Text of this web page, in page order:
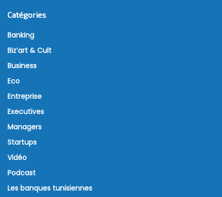
Catégories
Banking
Biz’art & Cult
Business
Eco
Entreprise
Executives
Managers
Startups
Vidéo
Podcast
Les banques tunisiennes